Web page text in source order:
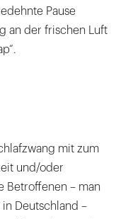
Pause
an der frischen Luft
mit zum
und/oder
Betroffenen – man
Deutschland –